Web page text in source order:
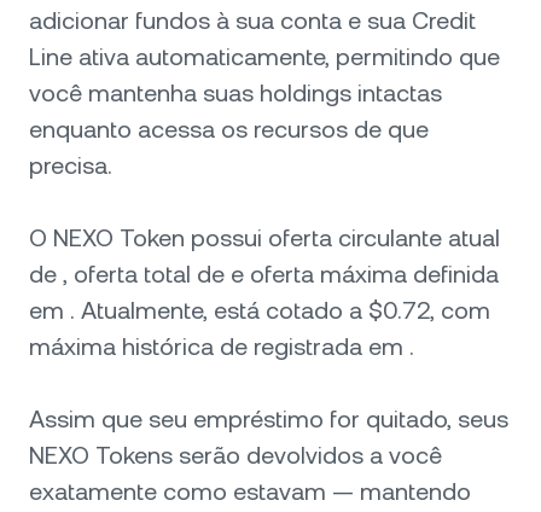
adicionar fundos à sua conta e sua Credit
Line ativa automaticamente, permitindo que
você mantenha suas holdings intactas
enquanto acessa os recursos de que
precisa.
O NEXO Token possui oferta circulante atual
de , oferta total de e oferta máxima definida
em . Atualmente, está cotado a $0.72, com
máxima histórica de registrada em .
Assim que seu empréstimo for quitado, seus
NEXO Tokens serão devolvidos a você
exatamente como estavam — mantendo